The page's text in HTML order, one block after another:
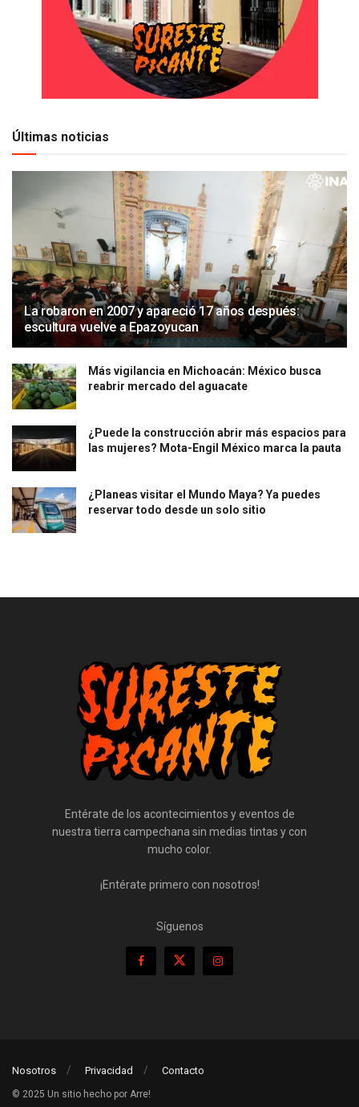
Últimas noticias
La robaron en 2007 y apareció 17 años después:
escultura vuelve a Epazoyucan
Más vigilancia en Michoacán: México busca
reabrir mercado del aguacate
¿Puede la construcción abrir más espacios para
las mujeres? Mota-Engil México marca la pauta
¿Planeas visitar el Mundo Maya? Ya puedes
reservar todo desde un solo sitio
Entérate de los acontecimientos y eventos de
nuestra tierra campechana sin medias tintas y con
mucho color.
¡Entérate primero con nosotros!
Síguenos
Nosotros Privacidad Contacto
© 2025 Un sitio hecho por Arre!